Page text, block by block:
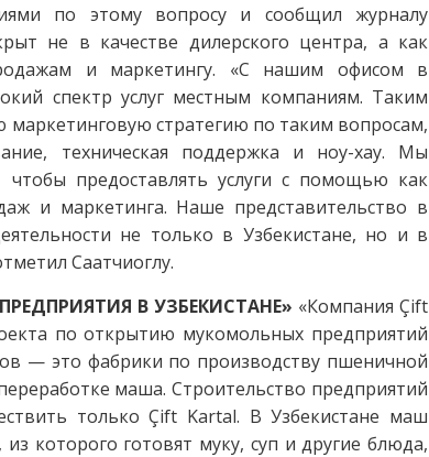
по этому вопросу и сообщил журналу
не в качестве дилерского центра, а как
и маркетингу. «С нашим офисом в
спектр услуг местным компаниям. Таким
стратегию по таким вопросам,
техническая поддержка и ноу-хау. Мы
предоставлять услуги с помощью как
и маркетинга. Наше представительство в
не только в Узбекистане, но и в
Саатчиоглу.
В УЗБЕКИСТАНЕ» «Компания Çift
по открытию мукомольных предприятий
— это фабрики по производству пшеничной
маша. Строительство предприятий
только Çift Kartal. В Узбекистане маш
которого готовят муку, суп и другие блюда,